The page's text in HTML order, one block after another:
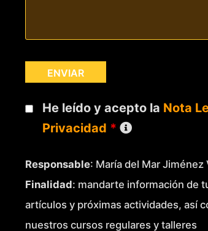
He leído y acepto la Nota
Privacidad *
Responsable: María del Mar Jiménez
Finalidad: mandarte información de
artículos y próximas actividades, así
nuestros cursos regulares y talleres